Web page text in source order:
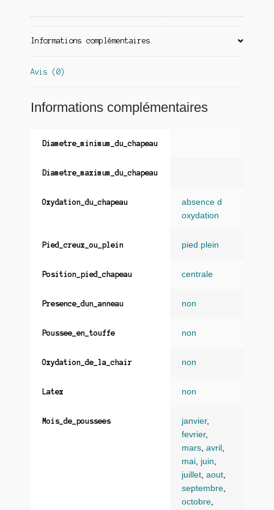
Informations complémentaires
Avis (0)
Informations complémentaires
Diametre_minimum_du_chapeau
Diametre_maximum_du_chapeau
Oxydation_du_chapeau
absence d
oxydation
Pied_creux_ou_plein pied plein
Position_pied_chapeau centrale
Presence_dun_anneau non
Poussee_en_touffe non
Oxydation_de_la_chair non
Latex non
Mois_de_poussees janvier,
fevrier,
mars, avril ,
mai, juin,
juillet, aout,
septembre,
octobre,